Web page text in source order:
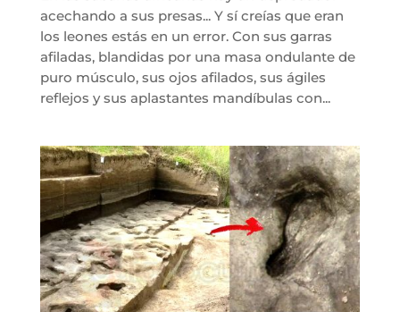
acechando a sus presas... Y sí creías que eran
los leones estás en un error. Con sus garras
afiladas, blandidas por una masa ondulante de
puro músculo, sus ojos afilados, sus ágiles
reflejos y sus aplastantes mandíbulas con...